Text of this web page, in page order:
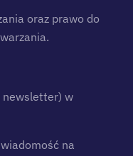
oraz prawo do
newsletter) w
na